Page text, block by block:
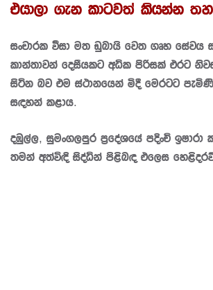
එයාලා ගැන කාටවත් කියන්න
සංචාරක වීසා මත ඩුබායි වෙත ගෘහ සේවය
කාන්තාවන් දෙසීයකට අධික පිරිසක් එරට
සිටින බව එම ස්ථානයෙන් මිදී මෙරටට
සඳහන් කළාය.
දඹුල්ල, සුමංගලපුර ප්‍රදේශයේ පදිංචි
තමන් අත්විඳි සිද්ධින් පිළිබඳ එලෙස